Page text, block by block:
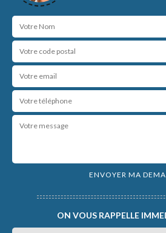
ON VOUS RAPPELLE